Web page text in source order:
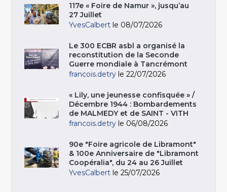
117e « Foire de Namur », jusqu’au
27 Juillet
YvesCalbert le 08/07/2026
Le 300 ECBR asbl a organisé la
reconstitution de la Seconde
Guerre mondiale à Tancrémont
francois.detry le 22/07/2026
« Lily, une jeunesse confisquée » /
Décembre 1944 : Bombardements
de MALMEDY et de SAINT - VITH
francois.detry le 06/08/2026
90e "Foire agricole de Libramont"
& 100e Anniversaire de "Libramont
Coopéralia", du 24 au 26 Juillet
YvesCalbert le 25/07/2026